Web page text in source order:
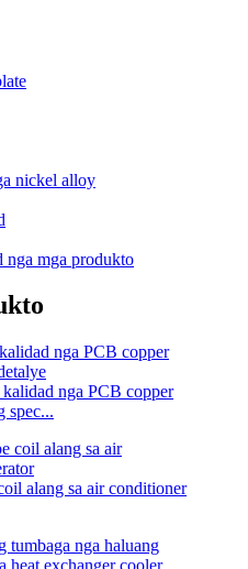
nickel alloy
nga mga produkto
kalidad nga PCB copper
spec...
alang sa air conditioner